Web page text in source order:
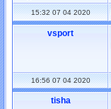
15:32 07 04 2020
vsport
16:56 07 04 2020
tisha